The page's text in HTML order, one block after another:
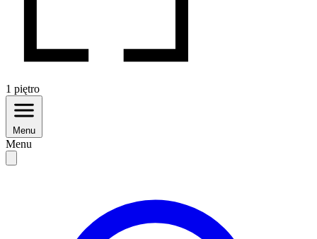
1 piętro
Menu
Menu